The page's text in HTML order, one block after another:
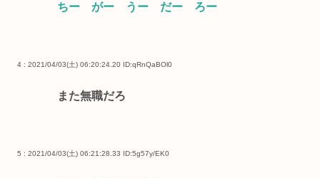
ちー がー うー だー ろー
4 : 2021/04/03(土) 06:20:24.20 ID:qRnQaBOl0
また無職だろ
5 : 2021/04/03(土) 06:21:28.33 ID:5g57y/EK0